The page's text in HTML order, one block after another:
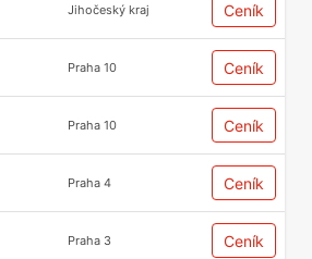
Jihočeský kraj Ceník
Praha 10 Ceník
Praha 10 Ceník
Praha 4 Ceník
Praha 3 Ceník